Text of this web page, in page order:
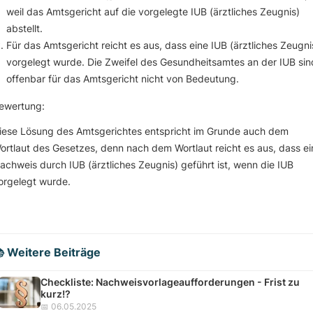
weil das Amtsgericht auf die vorgelegte IUB (ärztliches Zeugnis)
abstellt.
Für das Amtsgericht reicht es aus, dass eine IUB (ärztliches
vorgelegt wurde. Die Zweifel des Gesundheitsamtes an der IUB
offenbar für das Amtsgericht nicht von Bedeutung.
Lösung des Amtsgerichtes entspricht im Grunde auch dem
des Gesetzes, denn nach dem Wortlaut reicht es aus, dass
durch IUB (ärztliches Zeugnis) geführt ist, wenn die IUB
wurde.
Weitere Beiträge
Checkliste: Nachweisvorlageaufforderungen - Frist zu
kurz!?
📅 06.05.2025